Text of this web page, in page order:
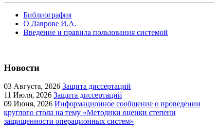
Библиография
О Лаврове И.А.
Введение и правила пользования системой
Новости
03 Августа, 2026 Защита диссертаций
11 Июля, 2026 Защита диссертаций
09 Июня, 2026 Информационное сообщение о проведении
круглого стола на тему «Методики оценки степени
защищенности операционных систем»